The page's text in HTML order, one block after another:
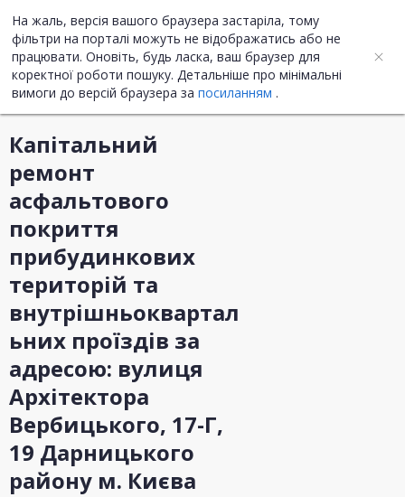
На жаль, версія вашого браузера застаріла, тому
фільтри на порталі можуть не відображатись або не
працювати. Оновіть, будь ласка, ваш браузер для
коректної роботи пошуку. Детальніше про мінімальні
вимоги до версій браузера за посиланням .
UA ENG
Інформація про закупівлю
Капітальний
ремонт
асфальтового
покриття
прибудинкових
територій та
внутрішньоквартал
ьних проїздів за
адресою: вулиця
Архітектора
Вербицького, 17-Г,
19 Дарницького
району м. Києва